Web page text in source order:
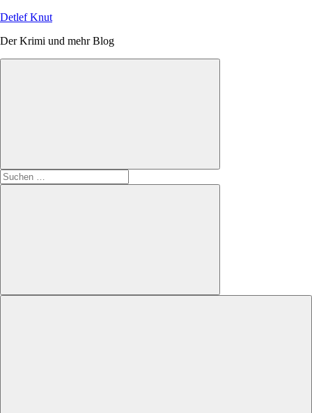
Zum
springen
Detlef Knut
Der Krimi und mehr Blog
Suchen
nach:
Suchen